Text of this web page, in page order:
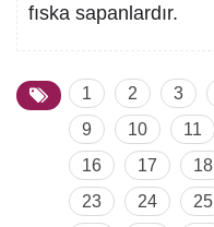
fıska sapanlardır.
1 2 3
9
10 11
16
17 18
23
24 25